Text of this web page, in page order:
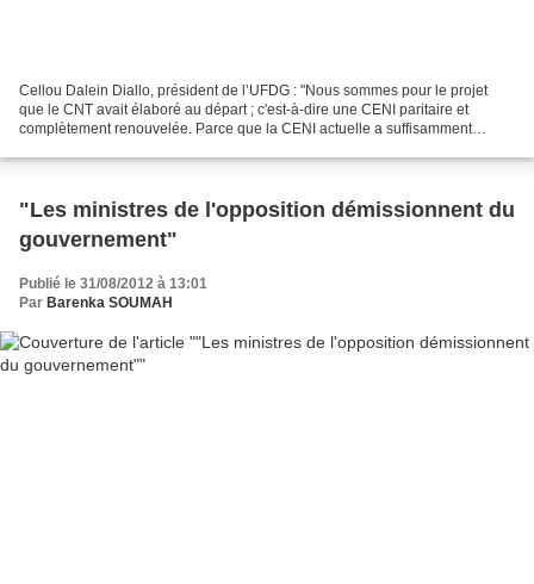
Cellou Dalein Diallo, président de l’UFDG : "Nous sommes pour le projet
que le CNT avait élaboré au départ ; c'est-à-dire une CENI paritaire et
complètement renouvelée. Parce que la CENI actuelle a suffisamment
"Les ministres de l'opposition démissionnent du
gouvernement"
Publié le 31/08/2012 à 13:01
Par Barenka SOUMAH